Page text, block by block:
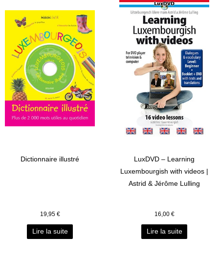
Dictionnaire illustré
19,95 €
Lire la suite
LuxDVD – Learning
Luxembourgish with videos |
Astrid & Jérôme Lulling
16,00 €
Lire la suite